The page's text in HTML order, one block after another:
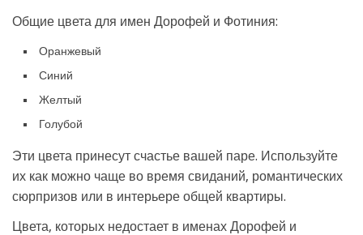
Общие цвета для имен Дорофей и Фотиния:
Оранжевый
Синий
Желтый
Голубой
Эти цвета принесут счастье вашей паре. Используйте
их как можно чаще во время свиданий, романтических
сюрпризов или в интерьере общей квартиры.
Цвета, которых недостает в именах Дорофей и